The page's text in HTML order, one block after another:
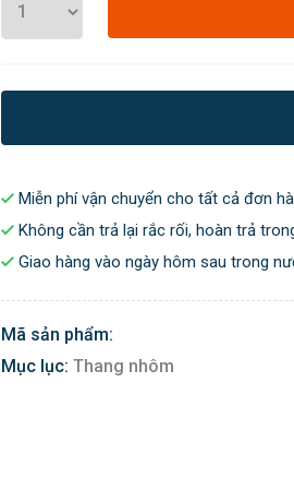
Miễn phí vận chuyển cho tất cả đơn
Không cần trả lại rắc rối, hoàn trả
Giao hàng vào ngày hôm sau trong
Mã sản phẩm:
Mục lục: Thang nhôm